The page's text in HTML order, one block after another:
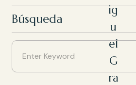
ig
u
el
G
ra
Búsqueda